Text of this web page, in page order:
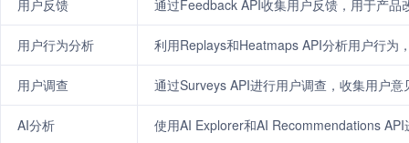
用户反馈 通过Feedback API收集用户反馈，用于产品
用户行为分析 利用Replays和Heatmaps API分析用户行为
用户调查 通过Surveys API进行用户调查，收集用户意
AI分析 使用AI Explorer和AI Recommendations